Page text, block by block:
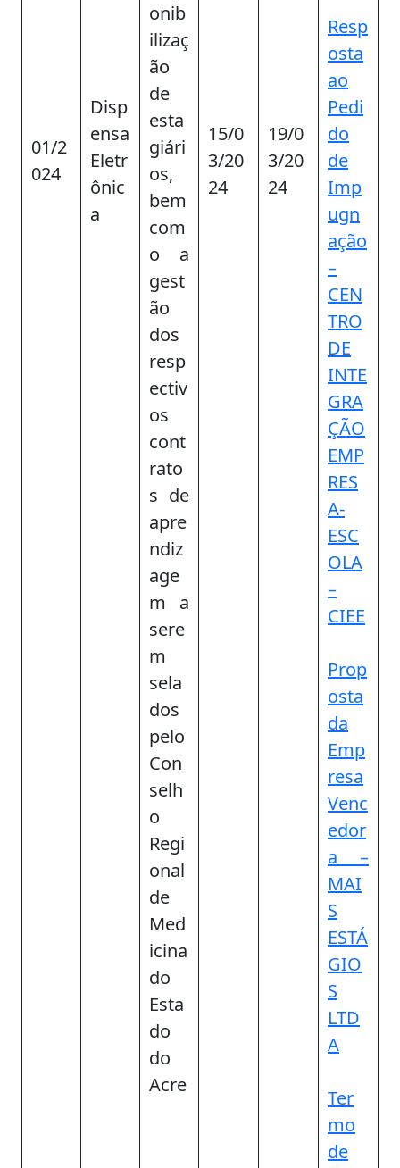
01/2
024
Disp
ensa
Eletr
ônic
a
onib
ilizaç
ão
de
esta
giári
os,
bem
com
o a
gest
ão
dos
resp
ectiv
os
cont
rato
s de
apre
ndiz
age
m a
sere
m
sela
dos
pelo
Con
selh
o
Regi
onal
de
Med
icina
do
Esta
do
do
Acre
15/0
3/20
24
19/0
3/20
24
Resp
osta
ao
Pedi
do
de
Imp
ugn
ação
–
CEN
TRO
DE
INTE
GRA
ÇÃO
EMP
RES
A-
ESC
OLA
–
CIEE
Prop
osta
da
Emp
resa
Venc
edor
a –
MAI
S
ESTÁ
GIO
S
LTD
A
Ter
mo
de